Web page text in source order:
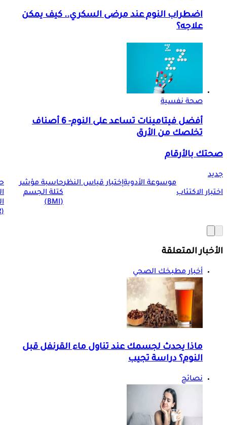
اضطراب النوم عند مرضى السكري.. كيف يمكن
علاجه؟
صحة نفسية
أفضل فيتامينات تساعد على النوم- 6 أصناف
تخلصك من الأرق
صحتك بالأرقام
جديد
اختبار الاكتئاب
موسوعة الأدويةإختبار قياس النظرحاسبة مؤشر
كتلة الجسم
(BMI)
(BMR)
الأخبار المتعلقة
أخبار مطبخك الصحي
ماذا يحدث لجسمك عند تناول ماء القرنفل قبل
النوم؟ دراسة تجيب
نصائح